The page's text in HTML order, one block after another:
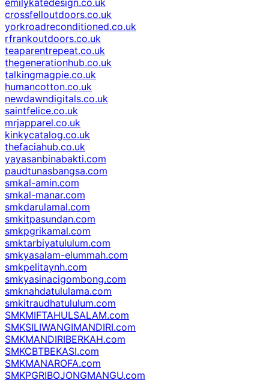
emilykatedesign.co.uk
crossfelloutdoors.co.uk
yorkroadreconditioned.co.uk
rfrankoutdoors.co.uk
teaparentrepeat.co.uk
thegenerationhub.co.uk
talkingmagpie.co.uk
humancotton.co.uk
newdawndigitals.co.uk
saintfelice.co.uk
mrjapparel.co.uk
kinkycatalog.co.uk
thefaciahub.co.uk
yayasanbinabakti.com
paudtunasbangsa.com
smkal-amin.com
smkal-manar.com
smkdarulamal.com
smkitpasundan.com
smkpgrikamal.com
smktarbiyatululum.com
smkyasalam-elummah.com
smkpelitaynh.com
smkyasinacigombong.com
smknahdatululama.com
smkitraudhatululum.com
SMKMIFTAHULSALAM.com
SMKSILIWANGIMANDIRI.com
SMKMANDIRIBERKAH.com
SMKCBTBEKASI.com
SMKMANAROFA.com
SMKPGRIBOJONGMANGU.com